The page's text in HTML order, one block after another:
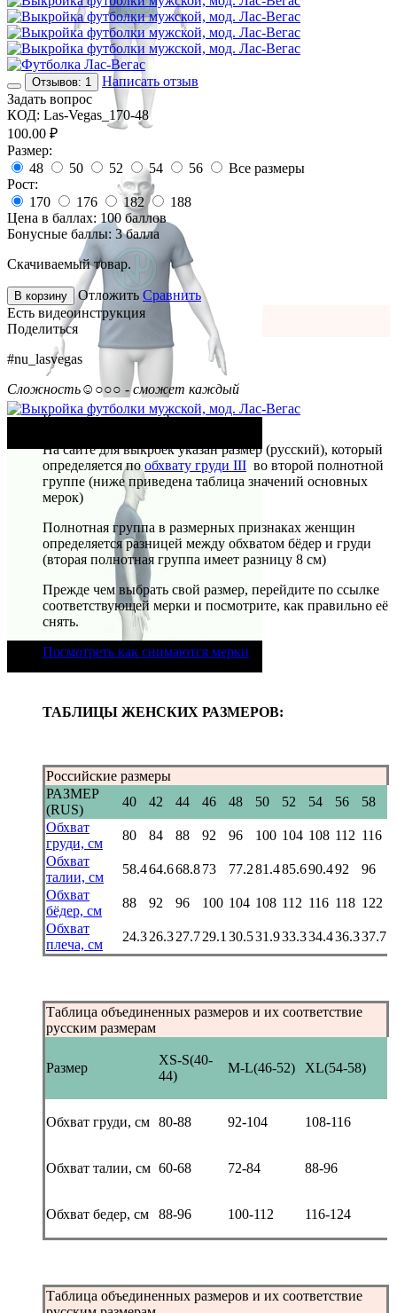
Отзывов: 1
Написать отзыв
Задать вопрос
КОД: Las-Vegas_170-48
100.00 ₽
Размер:
48
50 52 54 56
Все размеры
Рост:
170
176 182
188
Цена в баллах: 100 баллов
Бонусные баллы: 3 балла
Скачиваемый товар.
В корзину Отложить Сравнить
Есть видеоинструкция
Поделиться
#nu_lasvegas
Сложность☺○○○ - сможет каждый
Как выбрать размер?
На сайте для выкроек указан размер (русский), который
определяется по обхвату груди III во второй полнотной
группе (ниже приведена таблица значений основных
мерок)
Полнотная группа в размерных признаках женщин
определяется разницей между обхватом бёдер и груди
(вторая полнотная группа имеет разницу 8 см)
Прежде чем выбрать свой размер, перейдите по ссылке
соответствующей мерки и посмотрите, как правильно её
снять.
Посмотреть как снимаются мерки
ТАБЛИЦЫ ЖЕНСКИХ РАЗМЕРОВ:
Российские размеры
РАЗМЕР
(RUS)
40 42 44 46 48 50 52 54 56
58
Обхват
груди, см
80 84 88 92 96 100 104 108 112 116
Обхват
талии, см
58.464.668.873 77.281.485.690.492
96
Обхват
бёдер, см
88 92 96 100 104 108 112 116 118 122
Обхват
плеча, см
24.326.327.729.1 30.531.933.334.436.337.7
Таблица объединенных размеров и их соответствие
русским размерам
Размер
XS-S(40-
44)
M-L(46-52) XL(54-58)
Обхват груди, см 80-88 92-104 108-116
Обхват талии, см 60-68 72-84 88-96
Обхват бедер, см 88-96 100-112 116-124
Таблица объединенных размеров и их соответствие